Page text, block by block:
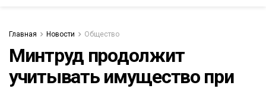
Главная Новости Общество
Минтруд продолжит
учитывать имущество при